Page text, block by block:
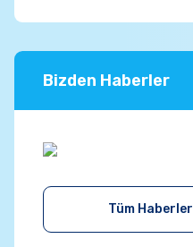
Bizden Haberler
Tüm Haberler